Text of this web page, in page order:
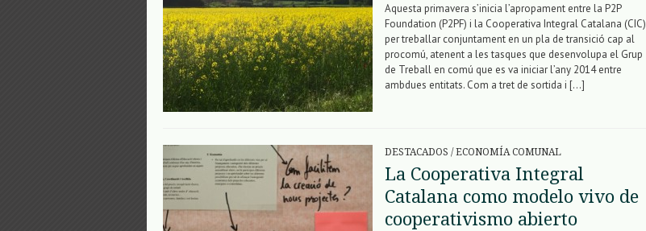
Aquesta primavera s’inicia l’apropament entre la P2P
Foundation (P2PF) i la Cooperativa Integral Catalana (CIC)
per treballar conjuntament en un pla de transició cap al
procomú, atenent a les tasques que desenvolupa el Grup
de Treball en comú que es va iniciar l’any 2014 entre
ambdues entitats. Com a tret de sortida i […]
DESTACADOS / ECONOMÍA COMUNAL
La Cooperativa Integral
Catalana como modelo vivo de
cooperativismo abierto